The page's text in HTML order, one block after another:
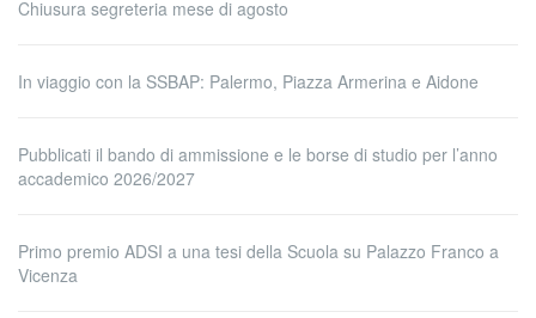
Chiusura segreteria mese di agosto
In viaggio con la SSBAP: Palermo, Piazza Armerina e Aidone
Pubblicati il bando di ammissione e le borse di studio per l’anno
accademico 2026/2027
Primo premio ADSI a una tesi della Scuola su Palazzo Franco a
Vicenza